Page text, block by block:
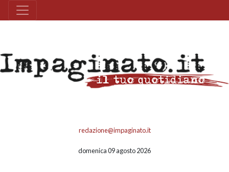
redazione@impaginato.it
domenica 09 agosto 2026